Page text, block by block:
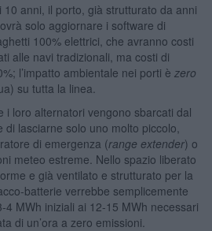
anni, il porto, già strutturato da anni
solo aggiornare i software di
100% elettrici, che avranno costi
alle navi tradizionali, ma costi di
l’impatto ambientale nei porti è zero
su tutta la linea.
i loro alternatori vengono sbarcati dal
lasciarne solo uno molto piccolo,
di emergenza (range extender) o
meteo estreme. Nello spazio liberato
e già ventilato e strutturato per la
batterie verrebbe semplicemente
4 MWh iniziali ai 12-15 MWh necessari
di un’ora a zero emissioni.